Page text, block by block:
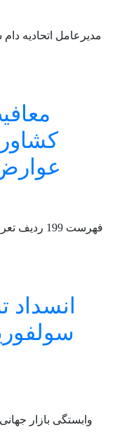
عوارض 1.2 درصدی
فهرست 199
انسداد
وابستگی بازار